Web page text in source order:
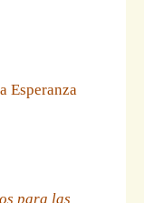
Esperanza
para las